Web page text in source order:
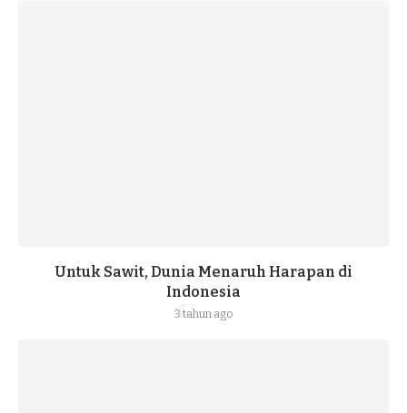
Untuk Sawit, Dunia Menaruh Harapan di
Indonesia
3 tahun ago